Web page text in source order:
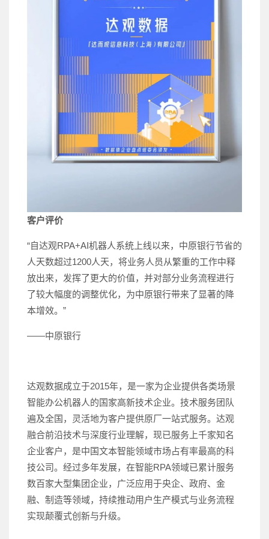
客户评价
“自达观RPA+AI机器人系统上线以来，中原银行节省的
人天数超过1200人天，将业务人员从繁重的工作中释
放出来，发挥了更大的价值，并对部分业务流程进行
了较大幅度的调整优化，为中原银行带来了显著的降
本增效。”
——中原银行
达观数据成立于2015年，是一家为企业提供各类场景
智能办公机器人的国家高新技术企业。技术服务团队
遍及全国，灵活地为客户提供原厂一站式服务。达观
融合前沿技术与深度行业理解，现已服务上千家知名
企业客户，是中国文本智能领域市场占有率最高的科
技公司。经过多年发展，在智能RPA领域已累计服务
数百家大型集团企业，广泛应用于央企、政府、金
融、制造等领域，持续推动用户生产模式与业务流程
实现颠覆式创新与升级。